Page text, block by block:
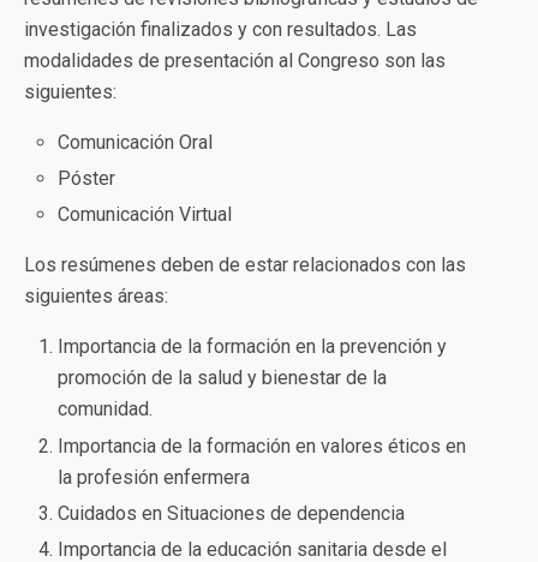
investigación finalizados y con resultados. Las
modalidades de presentación al Congreso son las
siguientes:
Comunicación Oral
Póster
Comunicación Virtual
Los resúmenes deben de estar relacionados con las
siguientes áreas:
Importancia de la formación en la prevención y
promoción de la salud y bienestar de la
comunidad.
Importancia de la formación en valores éticos en
la profesión enfermera
Cuidados en Situaciones de dependencia
Importancia de la educación sanitaria desde el